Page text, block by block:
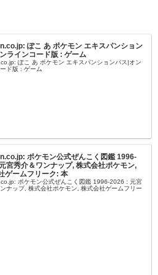
ぽこ あ ポケモン エキスパンション
ラインコード版 : ゲーム
ぽこ あ ポケモン エキスパンションパス|オン
ド版 : ゲーム
ポケモン公式ぜんこく図鑑 1996-
宮秀介＆ワンナップ, 株式会社ポケモン,
ゲームフリーク: 本
ポケモン公式ぜんこく図鑑 1996-2026 : 元宮
ナップ, 株式会社ポケモン, 株式会社ゲームフリー